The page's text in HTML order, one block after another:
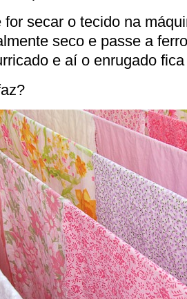
for secar o tecido na
seco e passe a
e aí o enrugado